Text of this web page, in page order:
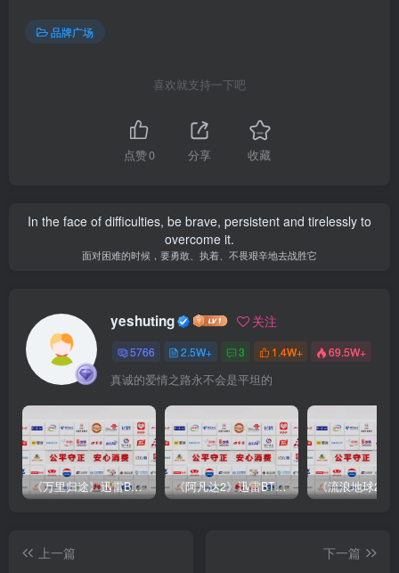
品牌广场
喜欢就支持一下吧
点赞0 分享 收藏
In the face of difficulties, be brave, persistent and tirelessly to
overcome it.
面对困难的时候，要勇敢、执着、不畏艰辛地去战胜它
yeshuting 关注
5766 2.5W+ 3 1.4W+ 69.5W+
真诚的爱情之路永不会是平坦的
《万里归途》迅雷BT完整下载[mp3／3.14GB／2.15GB 《阿凡达2》迅雷BT完整下载[MP4／3.12GB／5.35GB]中
上一篇
下一篇